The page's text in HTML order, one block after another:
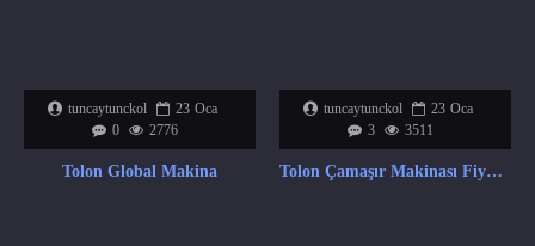
tuncaytunckol 23 Oca
0
2776
Tolon Global Makina
tuncaytunckol 23 Oca
3
3511
Tolon Çamaşır Makinası Fiyat Listesi